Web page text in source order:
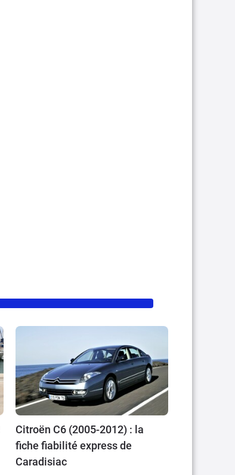
Citroën C6 (2005-2012) : la
fiche fiabilité express de
Caradisiac